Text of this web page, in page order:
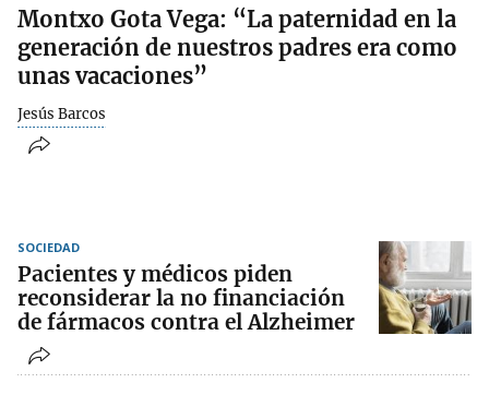
Montxo Gota Vega: “La paternidad en la
generación de nuestros padres era como
unas vacaciones”
Jesús Barcos
SOCIEDAD
Pacientes y médicos piden
reconsiderar la no financiación
de fármacos contra el Alzheimer